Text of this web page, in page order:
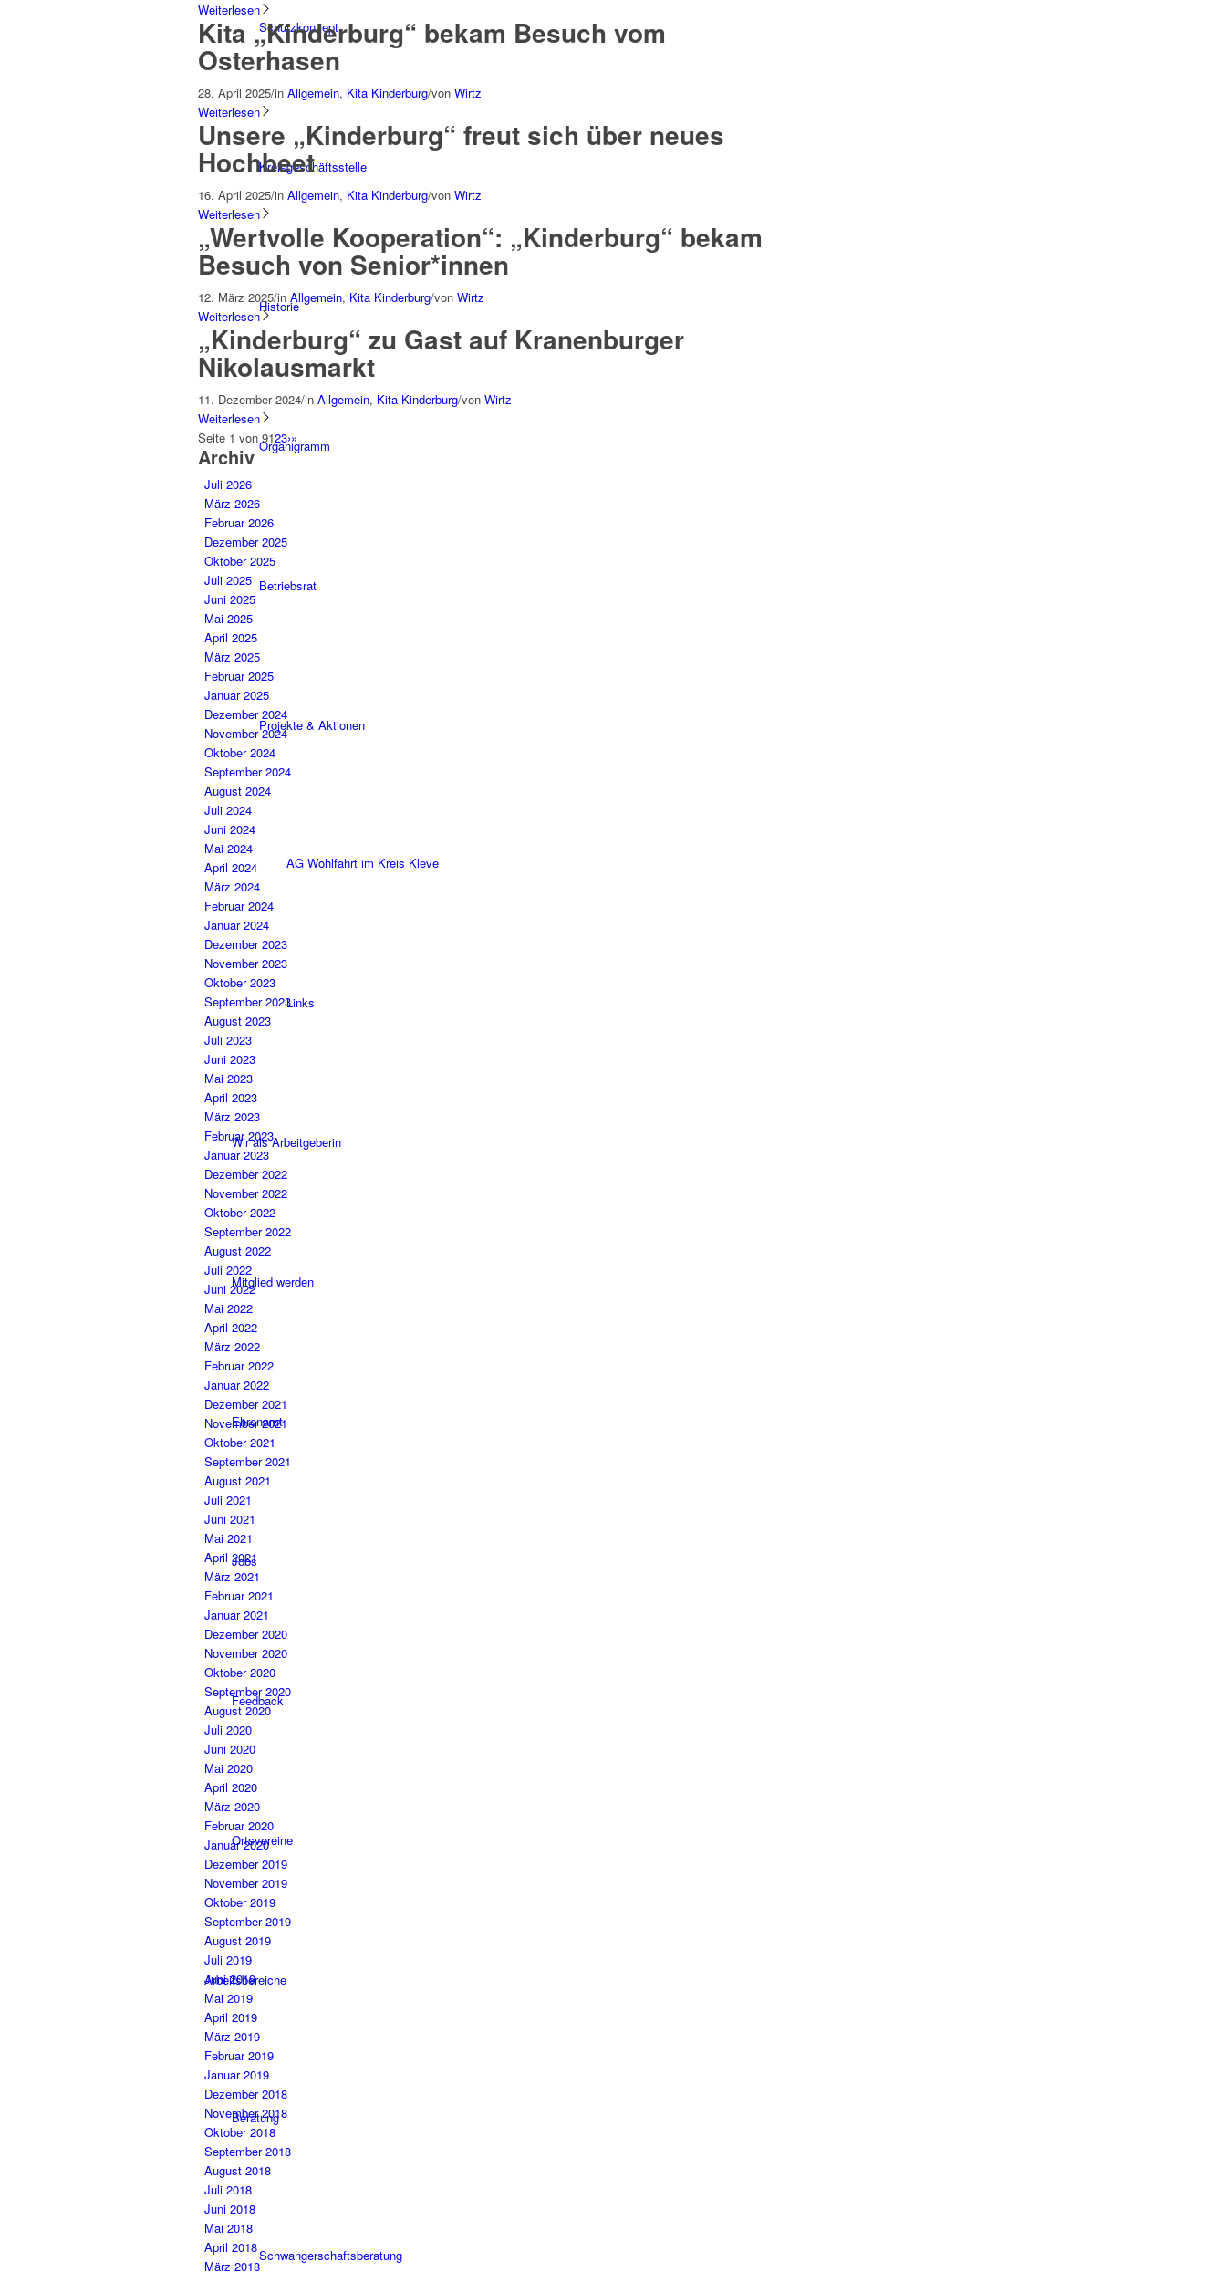
Schutzkonzept
Kreisgeschäftsstelle
Historie
Organigramm
Betriebsrat
Projekte & Aktionen
AG Wohlfahrt im Kreis Kleve
Links
Wir als Arbeitgeberin
Mitglied werden
Ehrenamt
Jobs
Feedback
Ortsvereine
Arbeitsbereiche
Beratung
Schwangerschaftsberatung
Weiterlesen
Kita „Kinderburg“ bekam Besuch vom
Osterhasen
28. April 2025/in Allgemein, Kita Kinderburg/von Wirtz
Weiterlesen
Unsere „Kinderburg“ freut sich über neues
Hochbeet
16. April 2025/in Allgemein, Kita Kinderburg/von Wirtz
Weiterlesen
„Wertvolle Kooperation“: „Kinderburg“ bekam
Besuch von Senior*innen
12. März 2025/in Allgemein, Kita Kinderburg/von Wirtz
Weiterlesen
„Kinderburg“ zu Gast auf Kranenburger
Nikolausmarkt
11. Dezember 2024/in Allgemein, Kita Kinderburg/von Wirtz
Weiterlesen
Seite 1 von 9123›»
Archiv
Juli 2026
März 2026
Februar 2026
Dezember 2025
Oktober 2025
Juli 2025
Juni 2025
Mai 2025
April 2025
März 2025
Februar 2025
Januar 2025
Dezember 2024
November 2024
Oktober 2024
September 2024
August 2024
Juli 2024
Juni 2024
Mai 2024
April 2024
März 2024
Februar 2024
Januar 2024
Dezember 2023
November 2023
Oktober 2023
September 2023
August 2023
Juli 2023
Juni 2023
Mai 2023
April 2023
März 2023
Februar 2023
Januar 2023
Dezember 2022
November 2022
Oktober 2022
September 2022
August 2022
Juli 2022
Juni 2022
Mai 2022
April 2022
März 2022
Februar 2022
Januar 2022
Dezember 2021
November 2021
Oktober 2021
September 2021
August 2021
Juli 2021
Juni 2021
Mai 2021
April 2021
März 2021
Februar 2021
Januar 2021
Dezember 2020
November 2020
Oktober 2020
September 2020
August 2020
Juli 2020
Juni 2020
Mai 2020
April 2020
März 2020
Februar 2020
Januar 2020
Dezember 2019
November 2019
Oktober 2019
September 2019
August 2019
Juli 2019
Juni 2019
Mai 2019
April 2019
März 2019
Februar 2019
Januar 2019
Dezember 2018
November 2018
Oktober 2018
September 2018
August 2018
Juli 2018
Juni 2018
Mai 2018
April 2018
März 2018